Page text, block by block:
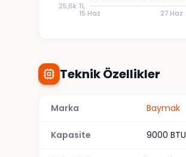
15 Haz 27 Haz
25,6k TL
Teknik Özellikler
Marka Baymak
Kapasite 9000 BTU